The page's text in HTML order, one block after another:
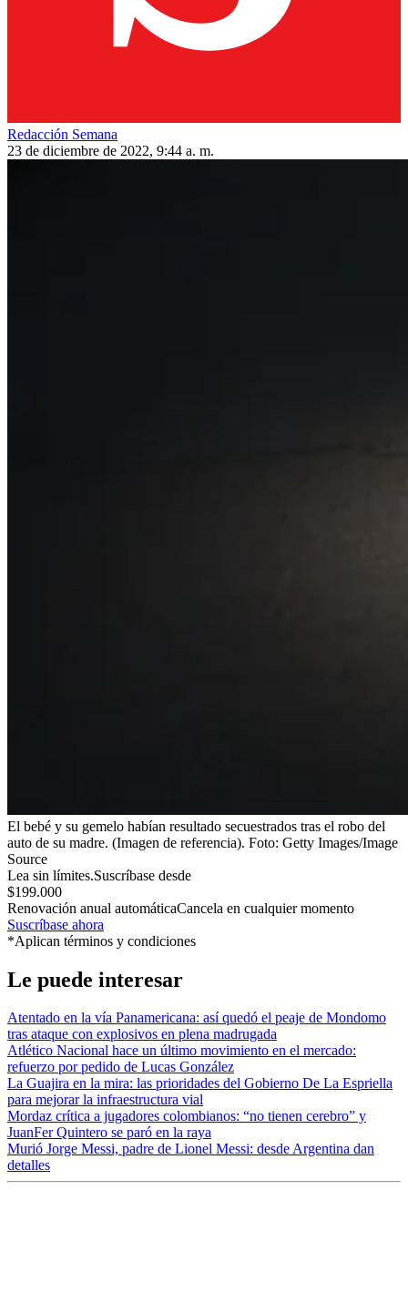
Redacción Semana
23 de diciembre de 2022, 9:44 a. m.
El bebé y su gemelo habían resultado secuestrados tras el robo del
auto de su madre. (Imagen de referencia). Foto: Getty Images/Image
Source
Lea sin límites.Suscríbase desde
$199.000
Renovación anual automáticaCancela en cualquier momento
Suscríbase ahora
*Aplican términos y condiciones
Le puede interesar
Atentado en la vía Panamericana: así quedó el peaje de Mondomo
tras ataque con explosivos en plena madrugada
Atlético Nacional hace un último movimiento en el mercado:
refuerzo por pedido de Lucas González
La Guajira en la mira: las prioridades del Gobierno De La Espriella
para mejorar la infraestructura vial
Mordaz crítica a jugadores colombianos: “no tienen cerebro” y
JuanFer Quintero se paró en la raya
Murió Jorge Messi, padre de Lionel Messi: desde Argentina dan
detalles